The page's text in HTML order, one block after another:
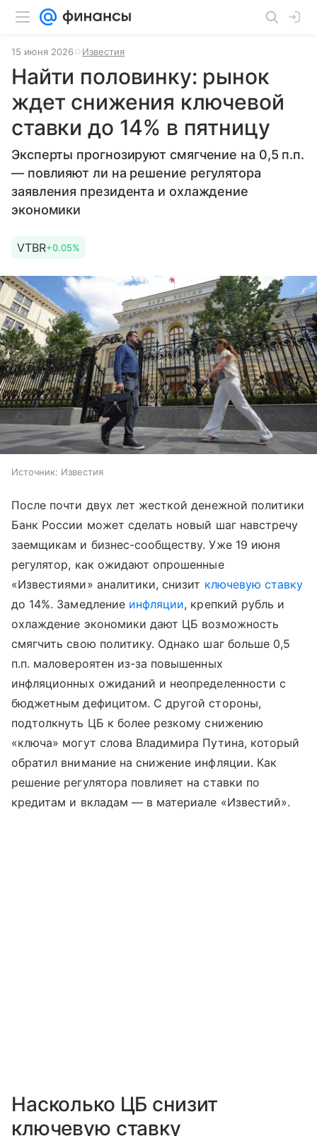
15 июня 2026 Известия
Найти половинку: рынок
ждет снижения ключевой
ставки до 14% в пятницу
Эксперты прогнозируют смягчение на 0,5 п.п.
— повлияют ли на решение регулятора
заявления президента и охлаждение
экономики
VTBR+0.05%
Источник: Известия
После почти двух лет жесткой денежной политики
Банк России может сделать новый шаг навстречу
заемщикам и бизнес-сообществу. Уже 19 июня
регулятор, как ожидают опрошенные
«Известиями» аналитики, снизит ключевую ставку
до 14%. Замедление инфляции, крепкий рубль и
охлаждение экономики дают ЦБ возможность
смягчить свою политику. Однако шаг больше 0,5
п.п. маловероятен из-за повышенных
инфляционных ожиданий и неопределенности с
бюджетным дефицитом. С другой стороны,
подтолкнуть ЦБ к более резкому снижению
«ключа» могут слова Владимира Путина, который
обратил внимание на снижение инфляции. Как
решение регулятора повлияет на ставки по
кредитам и вкладам — в материале «Известий».
Насколько ЦБ снизит
ключевую ставку